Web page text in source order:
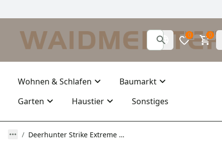
0 0
Wohnen & Schlafen
Baumarkt
Garten
Haustier Sonstiges
Deerhunter Strike Extreme Hose mit Membran